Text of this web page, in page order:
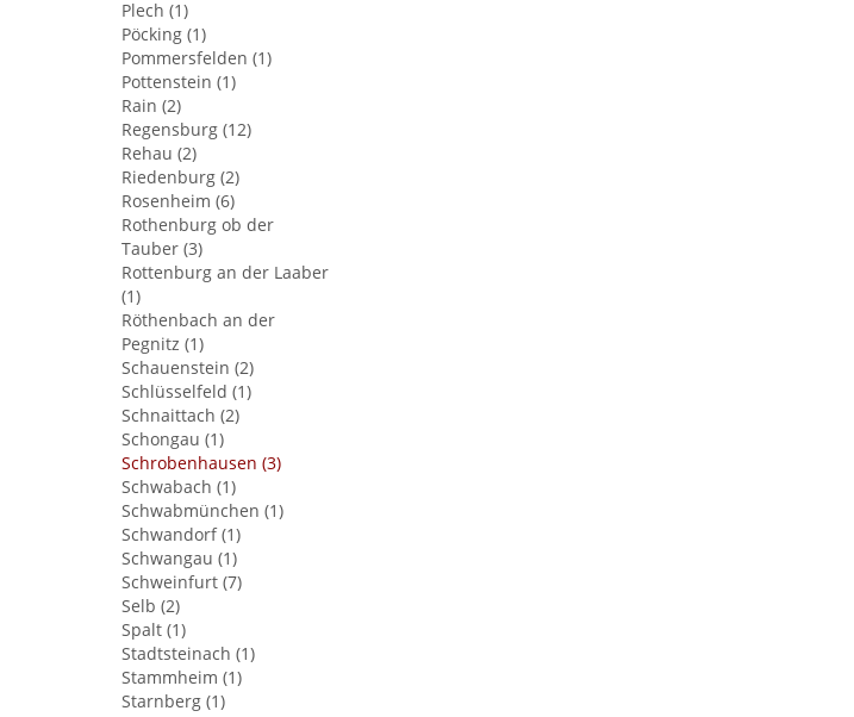
Plech (1)
Pöcking (1)
Pommersfelden (1)
Pottenstein (1)
Rain (2)
Regensburg (12)
Rehau (2)
Riedenburg (2)
Rosenheim (6)
Rothenburg ob der
Tauber (3)
Rottenburg an der Laaber
(1)
Röthenbach an der
Pegnitz (1)
Schauenstein (2)
Schlüsselfeld (1)
Schnaittach (2)
Schongau (1)
Schrobenhausen (3)
Schwabach (1)
Schwabmünchen (1)
Schwandorf (1)
Schwangau (1)
Schweinfurt (7)
Selb (2)
Spalt (1)
Stadtsteinach (1)
Stammheim (1)
Starnberg (1)